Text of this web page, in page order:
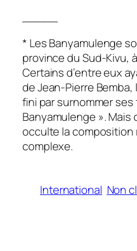
* Les Banyamulenge
province du Sud-Kivu, à
Certains d’entre eux
de Jean-Pierre
fini par surnommer
Banyamulenge ».
occulte la composition
complexe.
International Non